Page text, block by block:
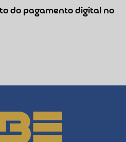
do pagamento digital no